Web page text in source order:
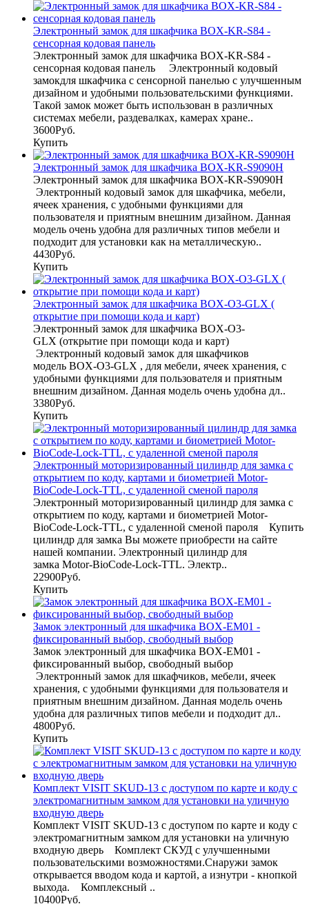
Электронный замок для шкафчика BOX-KR-S84 -
сенсорная кодовая панель
Электронный замок для шкафчика BOX-KR-S84 -
сенсорная кодовая панель Электронный кодовый
замокдля шкафчика с сенсорной панелью с улучшенным
дизайном и удобными пользовательскими функциями.
Такой замок может быть использован в различных
системах мебели, раздевалках, камерах хране..
3600Руб.
Купить
Электронный замок для шкафчика BOX-KR-S9090H
Электронный замок для шкафчика BOX-KR-S9090H
Электронный кодовый замок для шкафчика, мебели,
ячеек хранения, с удобными функциями для
пользователя и приятным внешним дизайном. Данная
модель очень удобна для различных типов мебели и
подходит для установки как на металлическую..
4430Руб.
Купить
Электронный замок для шкафчика BOX-O3-GLX (
открытие при помощи кода и карт)
Электронный замок для шкафчика BOX-O3-
GLX (открытие при помощи кода и карт)
Электронный кодовый замок для шкафчиков
модель BOX-O3-GLX , для мебели, ячеек хранения, с
удобными функциями для пользователя и приятным
внешним дизайном. Данная модель очень удобна дл..
3380Руб.
Купить
Электронный моторизированный цилиндр для замка с
открытием по коду, картами и биометрией Motor-
BioCode-Lock-TTL, с удаленной сменой пароля
Электронный моторизированный цилиндр для замка с
открытием по коду, картами и биометрией Motor-
BioCode-Lock-TTL, с удаленной сменой пароля Купить
цилиндр для замка Вы можете приобрести на сайте
нашей компании. Электронный цилиндр для
замка Motor-BioCode-Lock-TTL. Электр..
22900Руб.
Купить
Замок электронный для шкафчика BOX-EM01 -
фиксированный выбор, свободный выбор
Замок электронный для шкафчика BOX-EM01 -
фиксированный выбор, свободный выбор
Электронный замок для шкафчиков, мебели, ячеек
хранения, с удобными функциями для пользователя и
приятным внешним дизайном. Данная модель очень
удобна для различных типов мебели и подходит дл..
4800Руб.
Купить
Комплект VISIT SKUD-13 с доступом по карте и коду с
электромагнитным замком для установки на уличную
входную дверь
Комплект VISIT SKUD-13 с доступом по карте и коду с
электромагнитным замком для установки на уличную
входную дверь Комплект СКУД с улучшенными
пользовательскими возможностями.Снаружи замок
открывается вводом кода и картой, а изнутри - кнопкой
выхода. Комплексный ..
10400Руб.